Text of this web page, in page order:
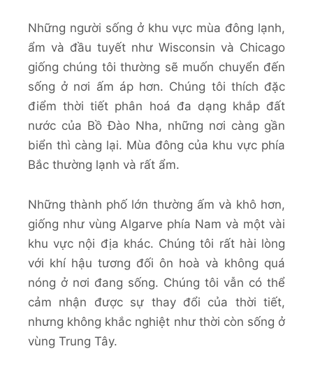
Những người sống ở khu vực mùa đông lạnh,
ẩm và đầu tuyết như Wisconsin và Chicago
giống chúng tôi thường sẽ muốn chuyển đến
sống ở nơi ấm áp hơn. Chúng tôi thích đặc
điểm thời tiết phân hoá đa dạng khắp đất
nước của Bồ Đào Nha, những nơi càng gần
biển thì càng lại. Mùa đông của khu vực phía
Bắc thường lạnh và rất ẩm.
Những thành phố lớn thường ấm và khô hơn,
giống như vùng Algarve phía Nam và một vài
khu vực nội địa khác. Chúng tôi rất hài lòng
với khí hậu tương đối ôn hoà và không quá
nóng ở nơi đang sống. Chúng tôi vẫn có thể
cảm nhận được sự thay đổi của thời tiết,
nhưng không khắc nghiệt như thời còn sống ở
vùng Trung Tây.